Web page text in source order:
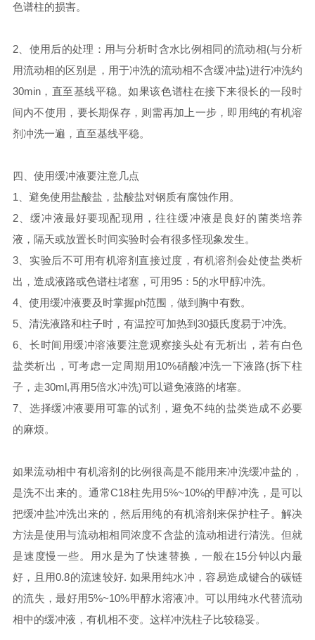
色谱柱的损害。
2、使用后的处理：用与分析时含水比例相同的流动相(与分析
用流动相的区别是，用于冲洗的流动相不含缓冲盐)进行冲洗约
30min，直至基线平稳。如果该色谱柱在接下来很长的一段时
间内不使用，要长期保存，则需再加上一步，即用纯的有机溶
剂冲洗一遍，直至基线平稳。
四、使用缓冲液要注意几点
1、避免使用盐酸盐，盐酸盐对钢质有腐蚀作用。
2、缓冲液最好要现配现用，往往缓冲液是良好的菌类培养
液，隔天或放置长时间实验时会有很多怪现象发生。
3、实验后不可用有机溶剂直接过度，有机溶剂会处使盐类析
出，造成液路或色谱柱堵塞，可用95：5的水甲醇冲洗。
4、使用缓冲液要及时掌握ph范围，做到胸中有数。
5、清洗液路和柱子时，有温控可加热到30摄氏度易于冲洗。
6、长时间用缓冲溶液要注意观察接头处有无析出，若有白色
盐类析出，可考虑一定周期用10%硝酸冲洗一下液路(拆下柱
子，走30ml,再用5倍水冲洗)可以避免液路的堵塞。
7、选择缓冲液要用可靠的试剂，避免不纯的盐类造成不必要
的麻烦。
如果流动相中有机溶剂的比例很高是不能用来冲洗缓冲盐的，
是洗不出来的。通常C18柱先用5%~10%的甲醇冲洗，是可以
把缓冲盐冲洗出来的，然后用纯的有机溶剂来保护柱子。解决
方法是使用与流动相相同浓度不含盐的流动相进行清洗。但就
是速度慢一些。用水是为了快速替换，一般在15分钟以内最
好，且用0.8的流速较好. 如果用纯水冲，容易造成键合的碳链
的流失，最好用5%~10%甲醇水溶液冲。可以用纯水代替流动
相中的缓冲液，有机相不变。这样冲洗柱子比较稳妥。